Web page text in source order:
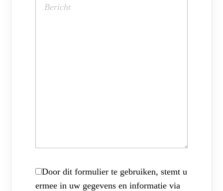
Door dit formulier te gebruiken, stemt u
ermee in uw gegevens en informatie via